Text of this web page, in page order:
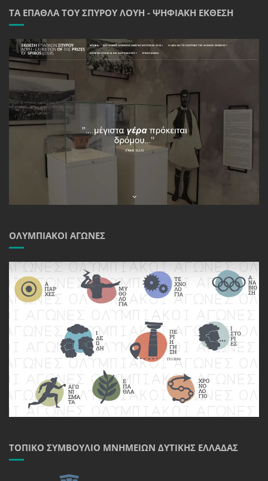
ΤΑ ΈΠΑΘΛΑ ΤΟΥ ΣΠΎΡΟΥ ΛΟΎΗ - ΨΗΦΙΑΚΉ ΈΚΘΕΣΗ
ΟΛΥΜΠΙΑΚΟΊ ΑΓΏΝΕΣ
ΤΟΠΙΚΌ ΣΥΜΒΟΎΛΙΟ ΜΝΗΜΕΊΩΝ ΔΥΤΙΚΉΣ ΕΛΛΆΔΑΣ